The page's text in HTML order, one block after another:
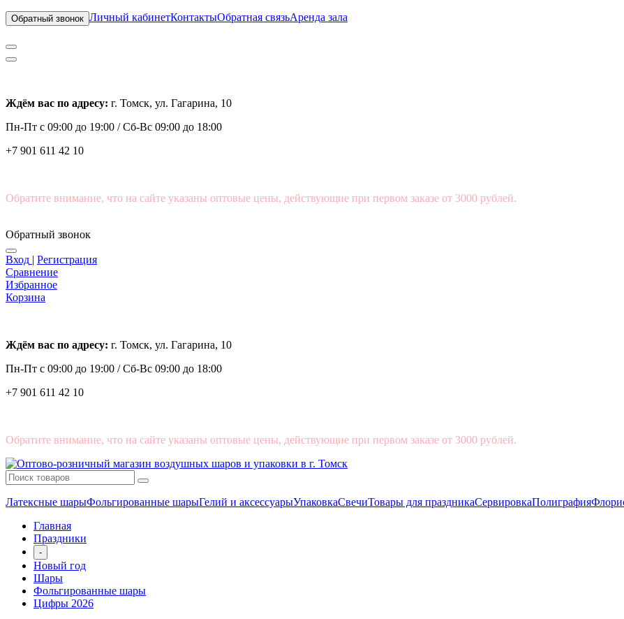
Обратный звонок Личный кабинетКонтактыОбратная связьАренда зала
Ждём вас по адресу: г. Томск, ул. Гагарина, 10
Пн-Пт с 09:00 до 19:00 /Сб-Вс 09:00 до 18:00
+7 901 611 42 10
Обратите внимание, что на сайте указаны оптовые цены, действующие при первом заказе от 3000 рублей.
Обратный звонок
Вход | Регистрация
Сравнение
Избранное
Корзина
Ждём вас по адресу: г. Томск, ул. Гагарина, 10
Пн-Пт с 09:00 до 19:00 /Сб-Вс 09:00 до 18:00
+7 901 611 42 10
Обратите внимание, что на сайте указаны оптовые цены, действующие при первом заказе от 3000 рублей.
Латексные шарыФольгированные шарыГелий и аксессуарыУпаковкаСвечиТовары для праздникаСервировкаПолиграфия
Главная
Праздники
-
Новый год
Шары
Фольгированные шары
Цифры 2026